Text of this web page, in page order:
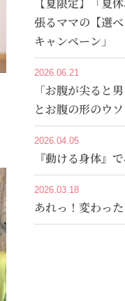
張るママの【選
キャンペーン」
2026.06.21
「お腹が尖ると
とお腹の形のウ
2026.04.05
『動ける身体』
2026.03.18
あれっ！変わっ